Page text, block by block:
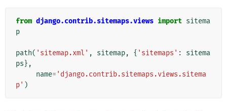
from django.contrib.sitemaps.views import sitema
p
path( 'sitemap.xml' , sitemap, { 'sitemaps' :
sitema
ps},
name= 'django.contrib.sitemaps.views.sitema
p' )